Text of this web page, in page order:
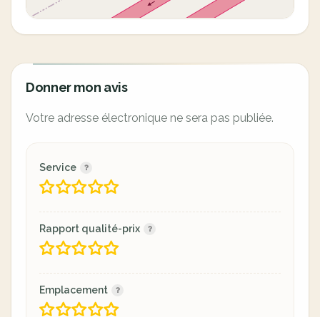
Donner mon avis
Votre adresse électronique ne sera pas publiée.
Service
Rapport qualité-prix
Emplacement